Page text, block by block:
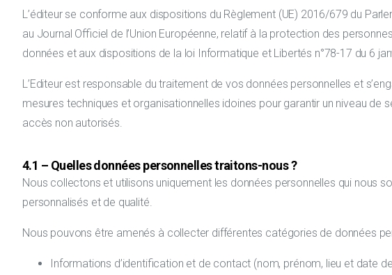
L’éditeur se conforme aux dispositions du Règlement (UE) 2016/679 du
au Journal Officiel de l’Union Européenne, relatif à la protection des
données et aux dispositions de la loi Informatique et Libertés n°78-17 du 6
L’Editeur est responsable du traitement de vos données personnelles et
mesures techniques et organisationnelles idoines pour garantir un niveau
accès non autorisés.
4.1 – Quelles données personnelles traitons-nous ?
Nous collectons et utilisons uniquement les données personnelles qui
personnalisés et de qualité.
Nous pouvons être amenés à collecter différentes catégories de données
Informations d’identification et de contact (nom, prénom, lieu et date